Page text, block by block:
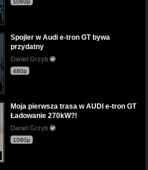
1080p
Spojler w Audi e-tron GT bywa
przydatny
Daniel Grzyb
480p
Moja pierwsza trasa w AUDI e-tron GT
Ładowanie 270kW?!
Daniel Grzyb
1080p